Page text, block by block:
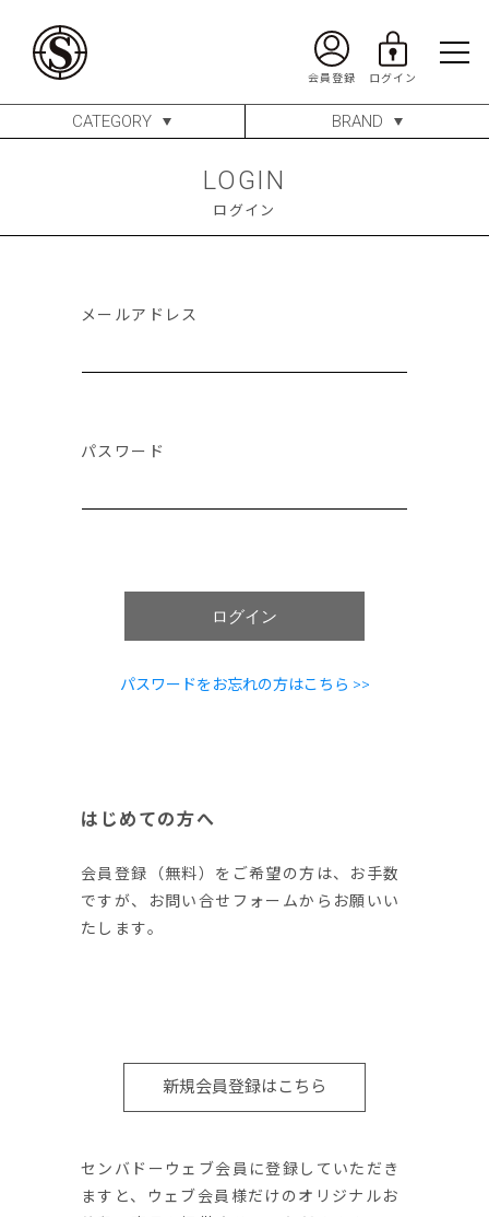
CATEGORY BRAND
LOGIN
ログイン
メールアドレス
パスワード
ログイン
パスワードをお忘れの方はこちら >>
はじめての方へ
会員登録（無料）をご希望の方は、お手数
ですが、お問い合せフォームからお願いい
たします。
新規会員登録はこちら
センバドーウェブ会員に登録していただき
ますと、ウェブ会員様だけのオリジナルお